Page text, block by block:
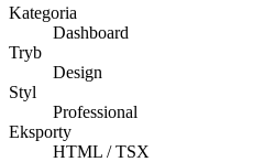
Kategoria
Dashboard
Tryb
Design
Styl
Professional
Eksporty
HTML / TSX